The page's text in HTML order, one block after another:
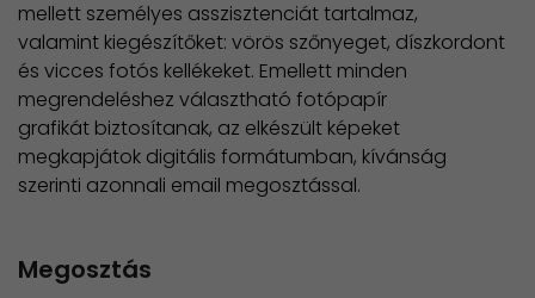
mellett személyes asszisztenciát tartalmaz,
valamint kiegészítőket: vörös szőnyeget, díszkordont
és vicces fotós kellékeket. Emellett minden
megrendeléshez választható fotópapír
grafikát biztosítanak, az elkészült képeket
megkapjátok digitális formátumban, kívánság
szerinti azonnali email megosztással.
Megosztás